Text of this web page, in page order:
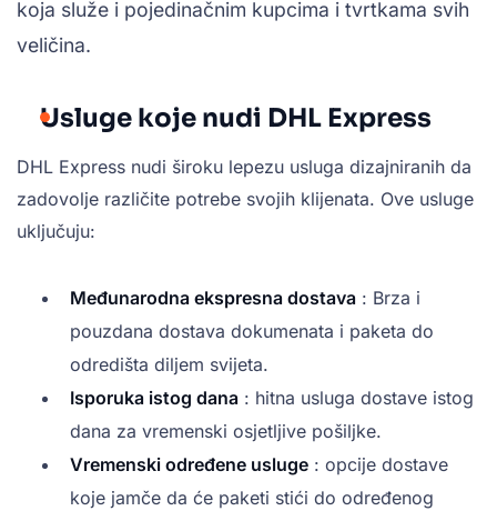
koja služe i pojedinačnim kupcima i tvrtkama svih
veličina.
Usluge koje nudi DHL Express
DHL Express nudi široku lepezu usluga dizajniranih da
zadovolje različite potrebe svojih klijenata. Ove usluge
uključuju:
Međunarodna ekspresna dostava : Brza i
pouzdana dostava dokumenata i paketa do
odredišta diljem svijeta.
Isporuka istog dana : hitna usluga dostave istog
dana za vremenski osjetljive pošiljke.
Vremenski određene usluge : opcije dostave
koje jamče da će paketi stići do određenog